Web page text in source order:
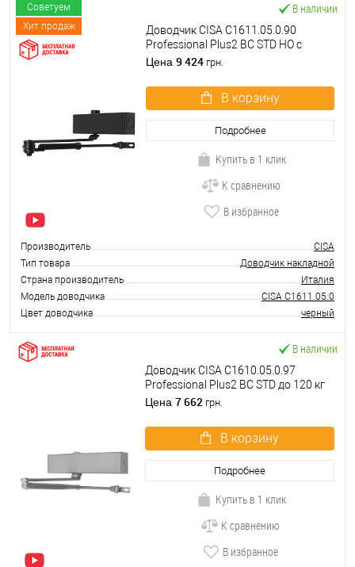
Советуем
Хит продаж
В наличии
Доводчик CISA C1611.05.0.90
Professional Plus2 BC STD HO с
фиксацией до 120 кг черный
Цена 9 424 грн.
В корзину
Подробнее
Купить в 1 клик
К сравнению
В избранное
Производитель
CISA
Тип товара
Доводчик накладной
Страна производитель
Италия
Модель доводчика
CISA C1611.05.0
Цвет доводчика
черный
В наличии
Доводчик CISA C1610.05.0.97
Professional Plus2 BC STD до 120 кг
FIRE серый
Цена 7 662 грн.
В корзину
Подробнее
Купить в 1 клик
К сравнению
В избранное